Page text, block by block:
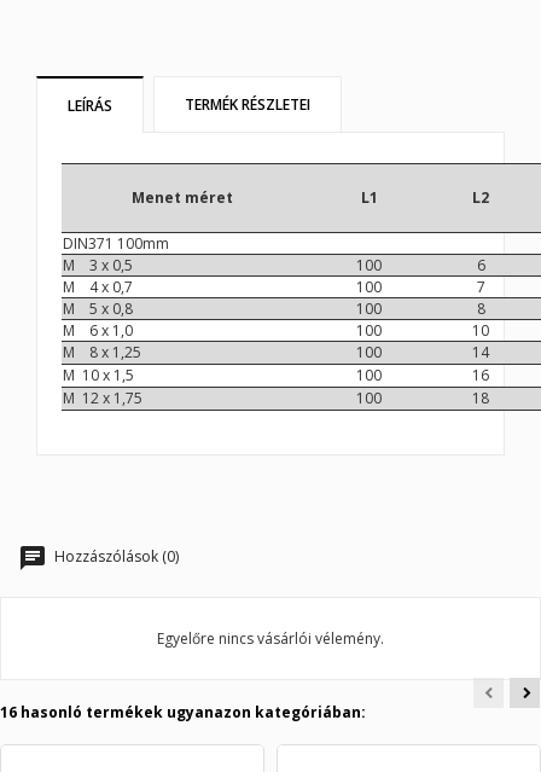
LEÍRÁS TERMÉK RÉSZLETEI
Menet méret L1 L2
DIN371 100mm
M 3 x 0,5
100
6
M 4 x 0,7
100
7
M 5 x 0,8
100
8
M 6 x 1,0
100
10
M 8 x 1,25
100
14
M 10 x 1,5
100
16
M 12 x 1,75
100 18
Hozzászólások (0)
Egyelőre nincs vásárlói vélemény.
16 hasonló termékek ugyanazon kategóriában: